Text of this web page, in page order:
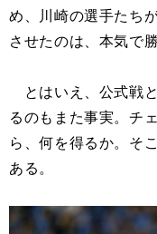
め、川崎の選手たち
させたのは、本気で
とはいえ、公式戦
るのもまた事実。チ
ら、何を得るか。そ
ある。